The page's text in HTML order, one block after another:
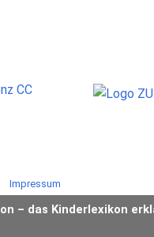
– das Kinderlexikon
Impressum